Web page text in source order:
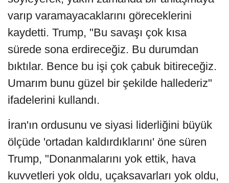
varıp varamayacaklarını göreceklerini
kaydetti. Trump, "Bu savaşı çok kısa
sürede sona erdireceğiz. Bu durumdan
bıktılar. Bence bu işi çok çabuk bitireceğiz.
Umarım bunu güzel bir şekilde hallederiz"
ifadelerini kullandı.
İran'ın ordusunu ve siyasi liderliğini büyük
ölçüde 'ortadan kaldırdıklarını' öne süren
Trump, "Donanmalarını yok ettik, hava
kuvvetleri yok oldu, uçaksavarları yok oldu,